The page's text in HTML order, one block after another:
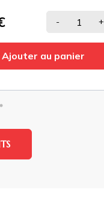
- +
Ajouter au panier